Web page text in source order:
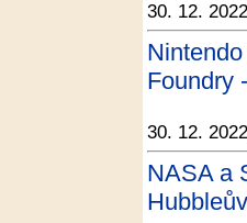
30. 12.
Foundry
30. 12.
NASA a